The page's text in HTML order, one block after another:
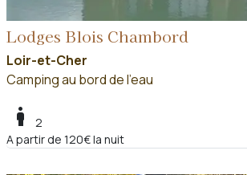
Lodges Blois Chambord
Loir-et-Cher
Camping au bord de l'eau
boy
2
A partir de 120€ la nuit